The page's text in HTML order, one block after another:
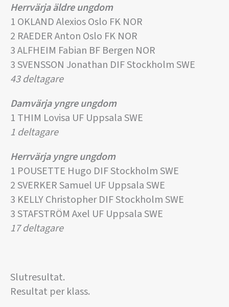
Herrvärja äldre ungdom
1 OKLAND Alexios Oslo FK NOR
2 RAEDER Anton Oslo FK NOR
3 ALFHEIM Fabian BF Bergen NOR
3 SVENSSON Jonathan DIF Stockholm SWE
43 deltagare
Damvärja yngre ungdom
1 THIM Lovisa UF Uppsala SWE
1 deltagare
Herrvärja yngre ungdom
1 POUSETTE Hugo DIF Stockholm SWE
2 SVERKER Samuel UF Uppsala SWE
3 KELLY Christopher DIF Stockholm SWE
3 STAFSTRÖM Axel UF Uppsala SWE
17 deltagare
Slutresultat.
Resultat per klass.